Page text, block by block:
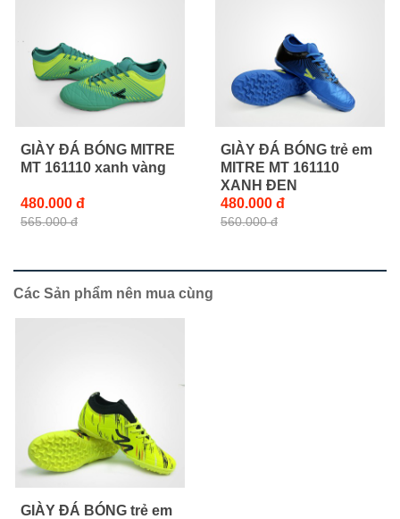
GIÀY ĐÁ BÓNG MITRE
MT 161110 xanh vàng
480.000 đ
565.000 đ
GIÀY ĐÁ BÓNG trẻ em
MITRE MT 161110
XANH ĐEN
480.000 đ
560.000 đ
Các Sản phẩm nên mua cùng
GIÀY ĐÁ BÓNG trẻ em